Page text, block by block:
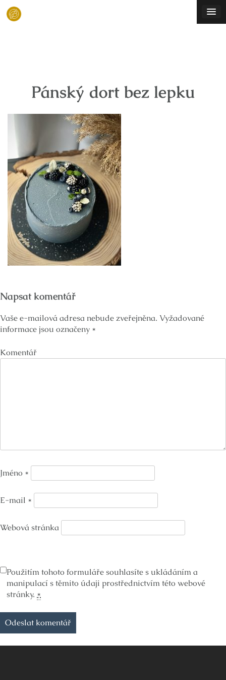
Skip
Pánský dort bez lepku
Napsat komentář
Vaše e-mailová adresa nebude zveřejněna. Vyžadované
informace jsou označeny *
Komentář
Jméno *
E-mail *
Webová stránka
Použitím tohoto formuláře souhlasíte s ukládáním a
manipulací s těmito údaji prostřednictvím této webové
stránky. *